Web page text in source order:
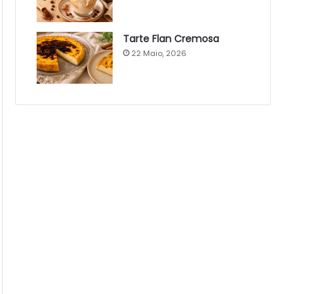
Tarte Flan Cremosa
22 Maio, 2026